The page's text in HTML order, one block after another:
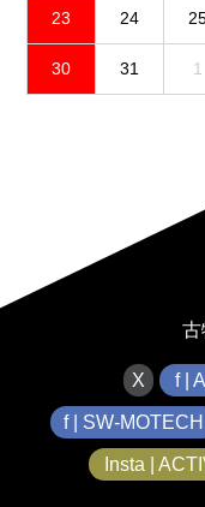
23 24
30 31 1
古
X f |
f | SW-MOTECH
Insta |